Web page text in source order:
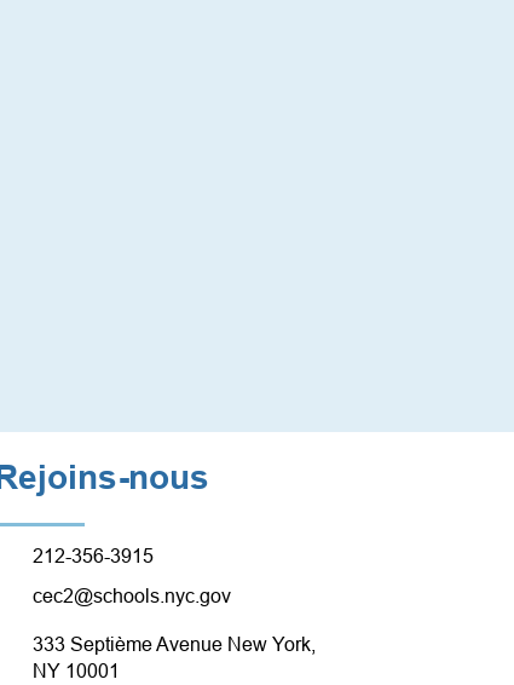
Rejoins-nous
212-356-3915
cec2@schools.nyc.gov
333 Septième Avenue New York,
NY 10001